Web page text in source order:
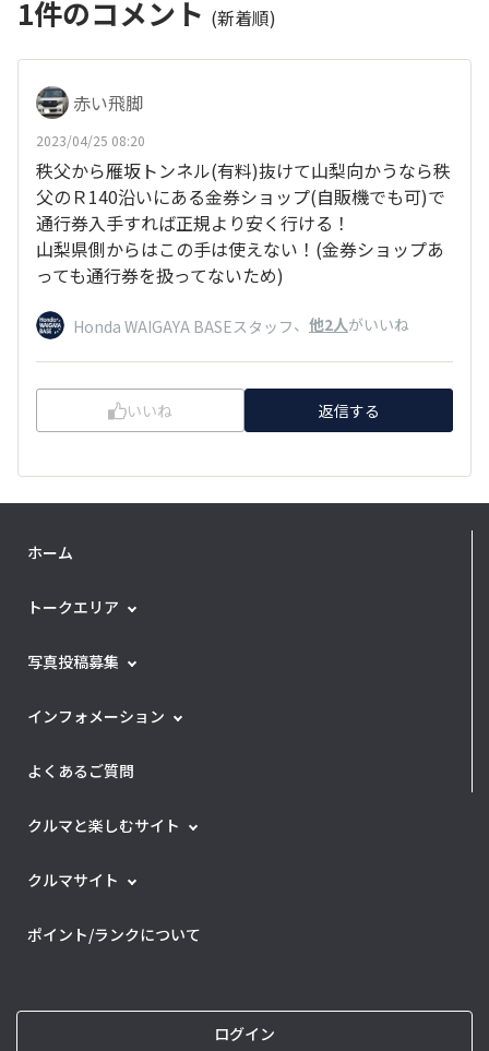
1件のコメント (新着順)
赤い飛脚
2023/04/25 08:20
秩父から雁坂トンネル(有料)抜けて山梨向かうなら秩
父のＲ140沿いにある金券ショップ(自販機でも可)で
通行券入手すれば正規より安く行ける！
山梨県側からはこの手は使えない！(金券ショップあ
っても通行券を扱ってないため)
Honda WAIGAYA BASEスタッフ、 他2人がいいね
いいね 返信する
ホーム
トークエリア
写真投稿募集
インフォメーション
よくあるご質問
クルマと楽しむサイト
クルマサイト
ポイント/ランクについて
ログイン